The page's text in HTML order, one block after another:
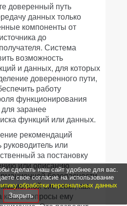
доверенный путь
данных только
компоненты от
до
Система
возможность
и данных, для которых
доверенного пути,
работу
функционирования
заранее
функций или данных.
рекомендаций
или
за постановку
или описанию
безопасности
системы, как
какие вопросы ему
сделать наш сайт удобнее для вас.
свое согласие на использование
обработки персональных данных
Закрыть